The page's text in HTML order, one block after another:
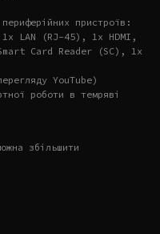
пристроїв:
LAN (RJ-45), 1x HDMI,
Card Reader (SC), 1x
YouTube)
роботи в темряві
збільшити